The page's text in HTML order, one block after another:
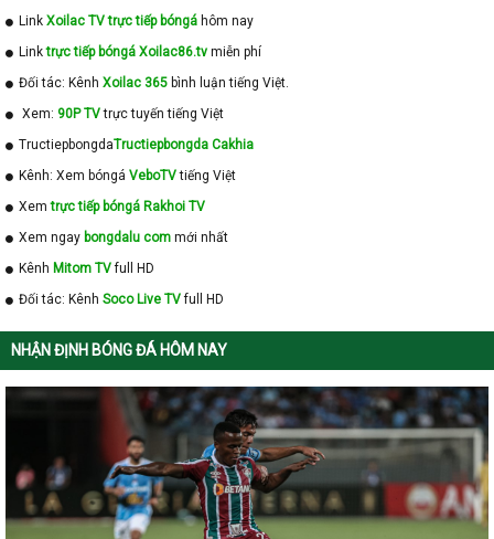
Link Xoilac TV trực tiếp bóngá hôm nay
Linktrực tiếp bóngá Xoilac86.tv miễn phí
Đối tác: Kênh Xoilac 365 bình luận tiếng Việt.
Xem: 90P TVtrực tuyến tiếng Việt
TructiepbongdaTructiepbongda Cakhia
Kênh: Xem bóngá VeboTVtiếng Việt
Xemtrực tiếp bóngá Rakhoi TV
Xem ngay bongdalu com mới nhất
Kênh Mitom TVfull HD
Đối tác: Kênh Soco Live TVfull HD
NHẬN ĐỊNH BÓNG ĐÁ HÔM NAY